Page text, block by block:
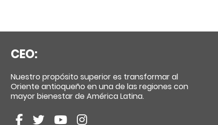
CEO:
Nuestro propósito superior es transformar al
Oriente antioqueño en una de las regiones con
mayor bienestar de América Latina.